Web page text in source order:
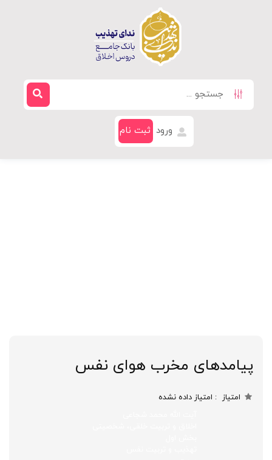
ورود ثبت نام
پیامدهای مخرب هوای نفس
امتیاز امتیاز داده نشده